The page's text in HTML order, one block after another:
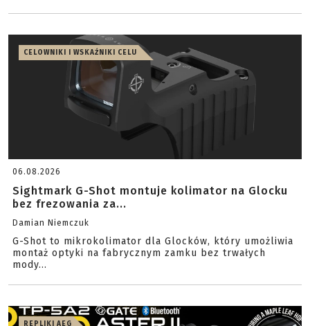
CELOWNIKI I WSKAŹNIKI CELU
06.08.2026
Sightmark G-Shot montuje kolimator na Glocku
bez frezowania za...
Damian Niemczuk
G-Shot to mikrokolimator dla Glocków, który umożliwia
montaż optyki na fabrycznym zamku bez trwałych
mody...
REPLIKI AEG